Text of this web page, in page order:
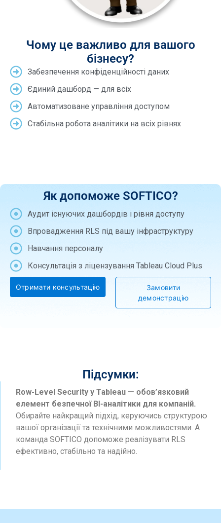
Чому це важливо для вашого
бізнесу?
Забезпечення конфіденційності даних
Єдиний дашборд — для всіх
Автоматизоване управління доступом
Стабільна робота аналітики на всіх рівнях
Як допоможе SOFTICO?
Аудит існуючих дашбордів і рівня доступу
Впровадження RLS під вашу інфраструктуру
Навчання персоналу
Консультація з ліцензування Tableau Cloud Plus
Отримати консультацію
Замовити
демонстрацію
Підсумки:
Row-Level Security у Tableau — обов’язковий
елемент безпечної BI-аналітики для компаній.
Обирайте найкращий підхід, керуючись структурою
вашої організації та технічними можливостями. А
команда SOFTICO допоможе реалізувати RLS
ефективно, стабільно та надійно.